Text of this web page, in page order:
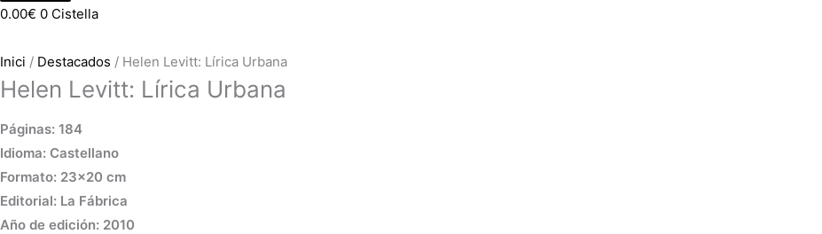
0.00€ 0 Cistella
Inici / Destacados / Helen Levitt: Lírica Urbana
Helen Levitt: Lírica Urbana
Páginas: 184
Idioma: Castellano
Formato: 23×20 cm
Editorial: La Fábrica
Año de edición: 2010